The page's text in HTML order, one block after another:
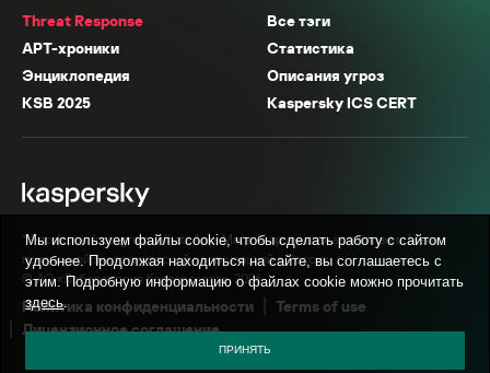
Threat Response
Все тэги
APT-хроники
Статистика
Энциклопедия
Описания угроз
KSB 2025
Kaspersky ICS CERT
* Facebook, Instagram, WhatsApp, Meta AI принадлежат компании Meta,
признанной экстремистской организацией в России.
© АО «Лаборатория Касперского», 2026.
Политика конфиденциальности
Terms of use
Лицензионное соглашение
Мы используем файлы cookie, чтобы сделать работу с сайтом
удобнее. Продолжая находиться на сайте, вы соглашаетесь с
этим. Подробную информацию о файлах cookie можно прочитать
здесь.
ПРИНЯТЬ